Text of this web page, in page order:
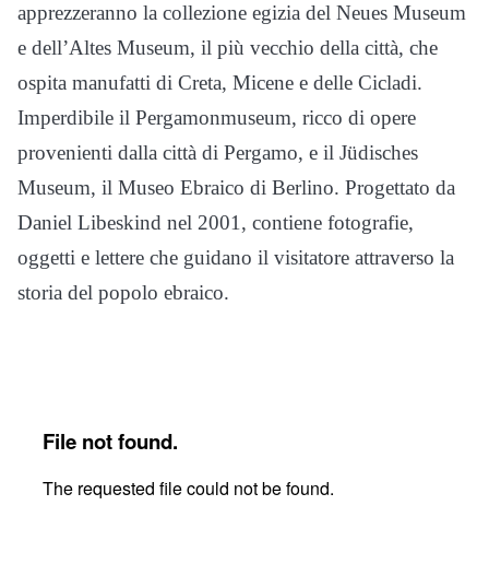
apprezzeranno la collezione egizia del Neues Museum
e dell’Altes Museum, il più vecchio della città, che
ospita manufatti di Creta, Micene e delle Cicladi.
Imperdibile il Pergamonmuseum, ricco di opere
provenienti dalla città di Pergamo, e il Jüdisches
Museum, il Museo Ebraico di Berlino. Progettato da
Daniel Libeskind nel 2001, contiene fotografie,
oggetti e lettere che guidano il visitatore attraverso la
storia del popolo ebraico.